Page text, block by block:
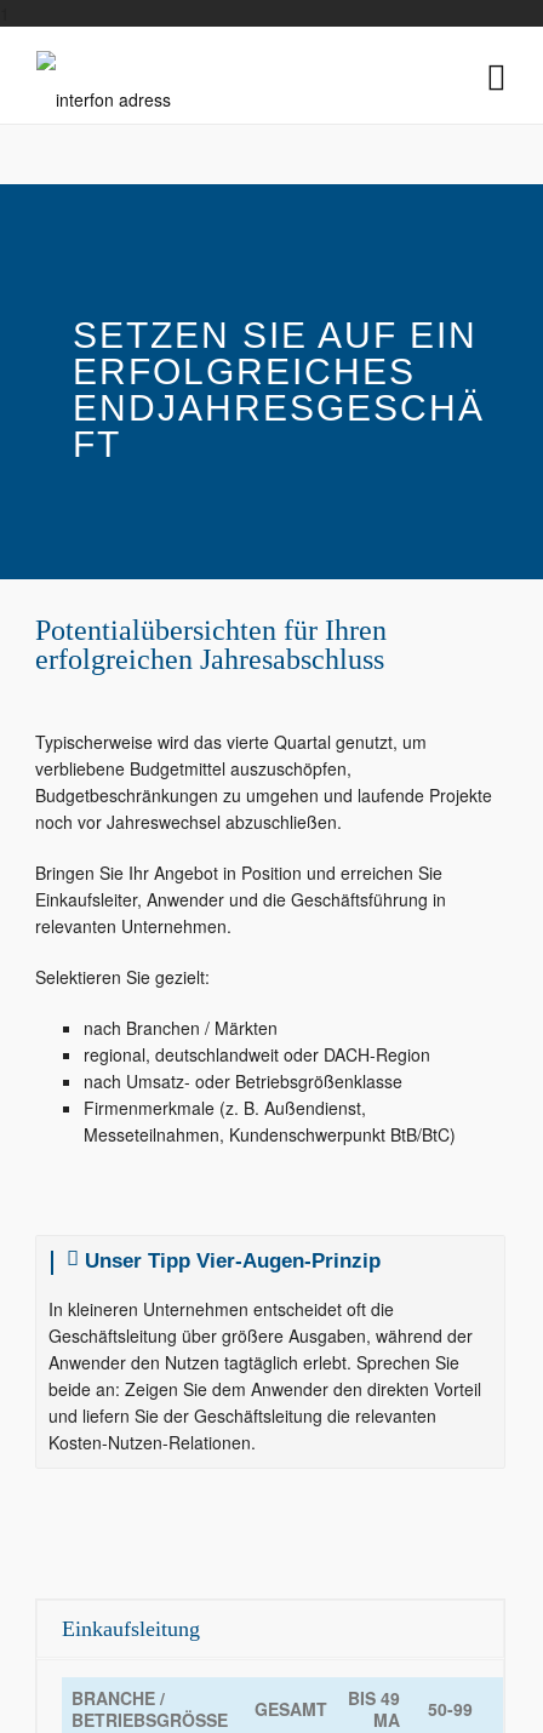
SETZEN SIE AUF EIN
ERFOLGREICHES
ENDJAHRESGESCHÄ
FT
Potentialübersichten für Ihren
erfolgreichen Jahresabschluss
Typischerweise wird das vierte Quartal genutzt, um
verbliebene Budgetmittel auszuschöpfen,
Budgetbeschränkungen zu umgehen und laufende Projekte
noch vor Jahreswechsel abzuschließen.
Bringen Sie Ihr Angebot in Position und erreichen Sie
Einkaufsleiter, Anwender und die Geschäftsführung in
relevanten Unternehmen.
Selektieren Sie gezielt:
nach Branchen / Märkten
regional, deutschlandweit oder DACH-Region
nach Umsatz- oder Betriebsgrößenklasse
Firmenmerkmale (z. B. Außendienst,
Messeteilnahmen, Kundenschwerpunkt BtB/BtC)
Unser Tipp Vier-Augen-Prinzip
In kleineren Unternehmen entscheidet oft die
Geschäftsleitung über größere Ausgaben, während der
Anwender den Nutzen tagtäglich erlebt. Sprechen Sie
beide an: Zeigen Sie dem Anwender den direkten Vorteil
und liefern Sie der Geschäftsleitung die relevanten
Kosten-Nutzen-Relationen.
Einkaufsleitung
BRANCHE /
BETRIEBSGRÖSSE
GESAMT
BIS 49
MA
50-99